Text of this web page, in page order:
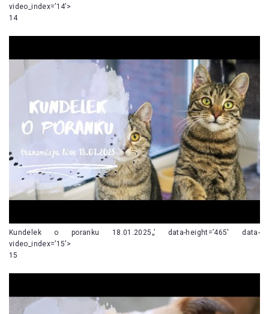
video_index=’14’>
14
Kundelek o poranku 18.01.2025„’ data-height=’465′ data-
video_index=’15’>
15